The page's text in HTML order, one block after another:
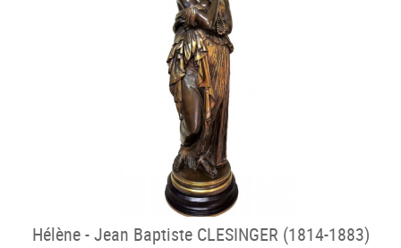
Hélène - Jean Baptiste CLESINGER (1814-1883)